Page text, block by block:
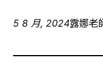
Facebook(在
新
開
中
開
子
郵
連
5 8 月, 2024露娜老